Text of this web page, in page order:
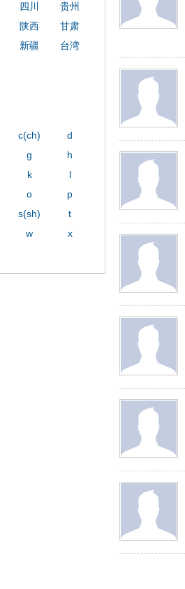
四川
贵州
陕西
甘肃
新疆
台湾
c(ch)
d
g
h
k
l
o
p
s(sh)
t
w
x